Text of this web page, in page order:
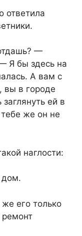
ответила
—
Я бы здесь на
А вам с
вы в городе
ей в
же он не
наглости:
дом.
его только
ремонт